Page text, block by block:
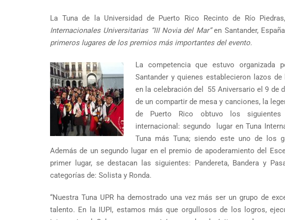
La Tuna de la Universidad de Puerto Rico Recinto de Río
Internacionales Universitarias “III Novia del Mar”en Santander,
primeros lugares de los premios más importantes del evento.
La competencia que estuvo organizada
Santander y quienes establecieron lazos
en la celebración del 55 Aniversario el 9 de
de un compartir de mesa y canciones, la
de Puerto Rico obtuvo los
internacional: segundo lugar en Tuna
Tuna más Tuna; siendo este uno de los
Además de un segundo lugar en el premio de apoderamiento del
primer lugar, se destacan las siguientes: Pandereta, Bandera y
categorías de: Solista y Ronda.
“Nuestra Tuna UPR ha demostrado una vez más ser un grupo de
talento. En la IUPI, estamos más que orgullosos de los logros,